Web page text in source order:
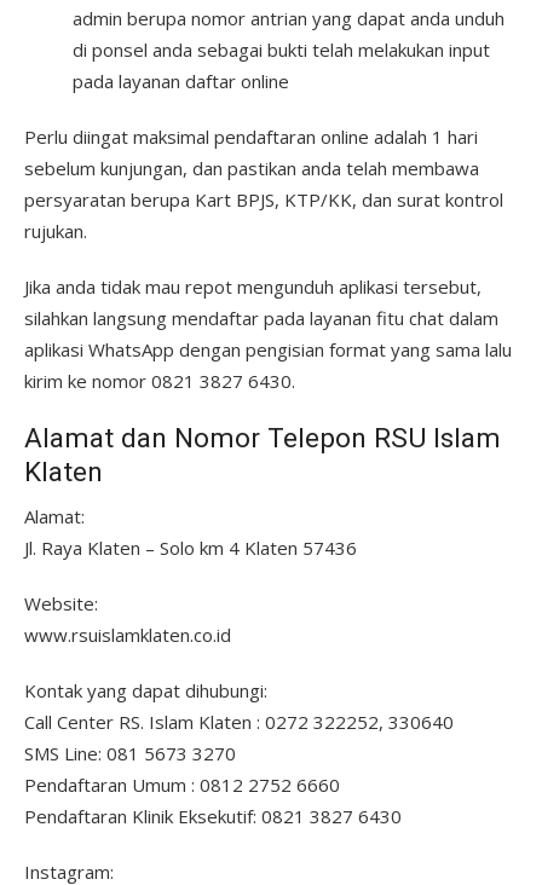
admin berupa nomor antrian yang dapat anda unduh
di ponsel anda sebagai bukti telah melakukan input
pada layanan daftar online
Perlu diingat maksimal pendaftaran online adalah 1 hari
sebelum kunjungan, dan pastikan anda telah membawa
persyaratan berupa Kart BPJS, KTP/KK, dan surat kontrol
rujukan.
Jika anda tidak mau repot mengunduh aplikasi tersebut,
silahkan langsung mendaftar pada layanan fitu chat dalam
aplikasi WhatsApp dengan pengisian format yang sama lalu
kirim ke nomor 0821 3827 6430.
Alamat dan Nomor Telepon RSU Islam
Klaten
Alamat:
Jl. Raya Klaten – Solo km 4 Klaten 57436
Website:
www.rsuislamklaten.co.id
Kontak yang dapat dihubungi:
Call Center RS. Islam Klaten : 0272 322252, 330640
SMS Line: 081 5673 3270
Pendaftaran Umum : 0812 2752 6660
Pendaftaran Klinik Eksekutif: 0821 3827 6430
Instagram: